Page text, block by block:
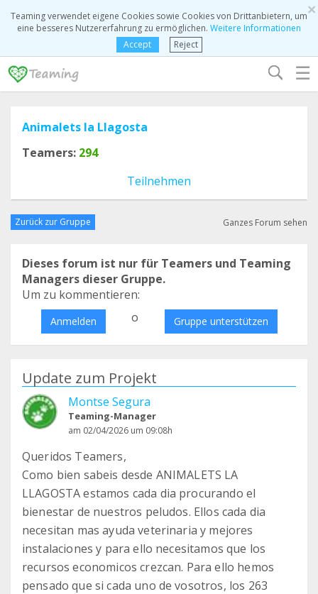
×
Teaming verwendet eigene Cookies sowie Cookies von Drittanbietern, um
eine besseres Nutzererfahrung zu ermöglichen. Weitere Informationen
Accept
Reject
☰
Animalets la Llagosta
Teamers: 294
Teilnehmen
Zurück zur Gruppe Ganzes Forum sehen
Dieses forum ist nur für Teamers und Teaming
Managers dieser Gruppe.
Um zu kommentieren:
Anmelden o Gruppe unterstützen
Update zum Projekt
Montse Segura
Teaming-Manager
am 02/04/2026 um 09:08h
Queridos Teamers,
Como bien sabeis desde ANIMALETS LA
LLAGOSTA estamos cada dia procurando el
bienestar de nuestros peludos. Ellos cada dia
necesitan mas ayuda veterinaria y mejores
instalaciones y para ello necesitamos que los
recursos economicos crezcan. Para ello hemos
pensado que si cada uno de vosotros, los 263